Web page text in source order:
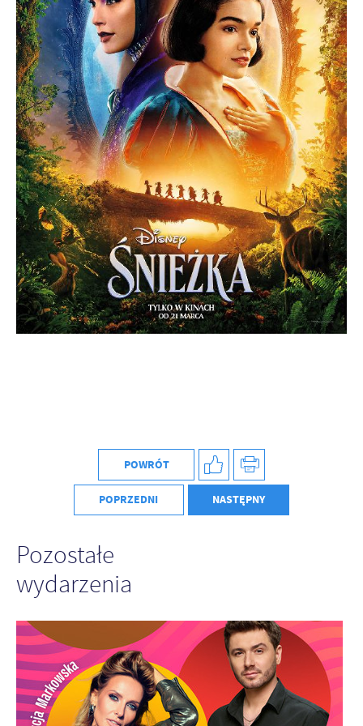
POWRÓT
POPRZEDNI NASTĘPNY
Pozostałe
wydarzenia
Firmy te działają w charakterze pośredników prezentujących nasze
treści w postaci wiadomości, ofert, komunikatów mediów
społecznościowych.